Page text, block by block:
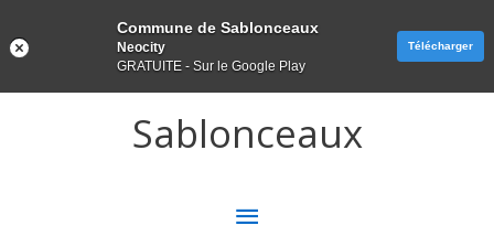
Sablonceaux
MENU
Commune de Sablonceaux
Neocity
GRATUITE - Sur le Google Play
Télécharger